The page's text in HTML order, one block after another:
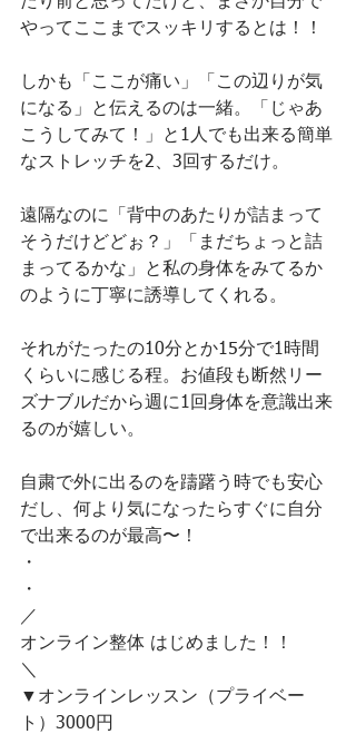
やってここまでスッキリするとは！！
しかも「ここが痛い」「この辺りが気
になる」と伝えるのは一緒。「じゃあ
こうしてみて！」と1人でも出来る簡単
なストレッチを2、3回するだけ。
遠隔なのに「背中のあたりが詰まって
そうだけどどぉ？」「まだちょっと詰
まってるかな」と私の身体をみてるか
のように丁寧に誘導してくれる。
それがたったの10分とか15分で1時間
くらいに感じる程。お値段も断然リー
ズナブルだから週に1回身体を意識出来
るのが嬉しい。
自粛で外に出るのを躊躇う時でも安心
だし、何より気になったらすぐに自分
で出来るのが最高〜！
・
・
／
オンライン整体 はじめました！！
＼
▼オンラインレッスン（プライベー
ト）3000円